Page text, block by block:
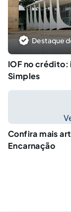
Destaque
IOF no crédito:
Simples
Confira mais
Encarnação